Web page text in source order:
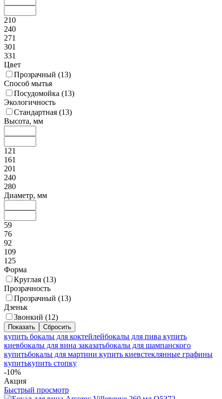
210
240
271
301
331
Цвет
Прозрачный (13)
Способ мытья
Посудомойка (13)
Экологичность
Стандартная (13)
Высота, мм
121
161
201
240
280
Диаметр, мм
59
76
92
109
125
Форма
Круглая (13)
Прозрачность
Прозрачный (13)
Дзеньк
Звонкий (12)
купить бокалы для коктейлейбокалы для пива купить
киевбокалы для вина заказатьбокалы для шампанского
купитьбокалы для мартини купить киевстеклянные графины
купитькупить стопку
-10%
Акция
Быстрый просмотр